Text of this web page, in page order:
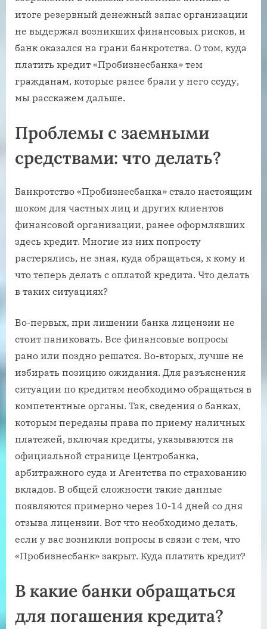
итоге резервный денежный запас организации
не выдержал возникших финансовых рисков, и
банк оказался на грани банкротства. О том, куда
платить кредит «Пробизнесбанка» тем
гражданам, которые ранее брали у него ссуду,
мы расскажем дальше.
Проблемы с заемными
средствами: что делать?
Банкротство «Пробизнесбанка» стало настоящим
шоком для частных лиц и других клиентов
финансовой организации, ранее оформлявших
здесь кредит. Многие из них попросту
растерялись, не зная, куда обращаться, к кому и
что теперь делать с оплатой кредита. Что делать
в таких ситуациях?
Во-первых, при лишении банка лицензии не
стоит паниковать. Все финансовые вопросы
рано или поздно решатся. Во-вторых, лучше не
избирать позицию ожидания. Для разъяснения
ситуации по кредитам необходимо обращаться в
компетентные органы. Так, сведения о банках,
которым переданы права по приему наличных
платежей, включая кредиты, указываются на
официальной странице Центробанка,
арбитражного суда и Агентства по страхованию
вкладов. В общей сложности такие данные
появляются примерно через 10-14 дней со дня
отзыва лицензии. Вот что необходимо делать,
если у вас возникли вопросы в связи с тем, что
«Пробизнесбанк» закрыт. Куда платить кредит?
В какие банки обращаться
для погашения кредита?